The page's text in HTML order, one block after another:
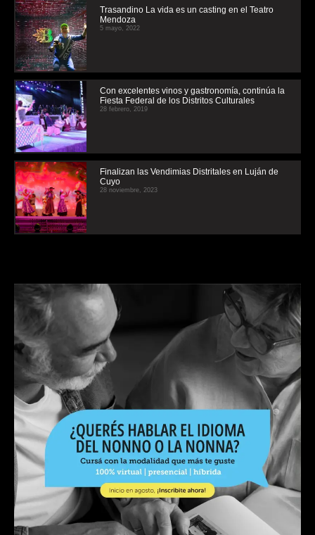
Trasandino La vida es un casting en el Teatro
Mendoza
5 mayo, 2022
Con excelentes vinos y gastronomía, continúa la
Fiesta Federal de los Distritos Culturales
28 febrero, 2019
Finalizan las Vendimias Distritales en Luján de
Cuyo
28 noviembre, 2023